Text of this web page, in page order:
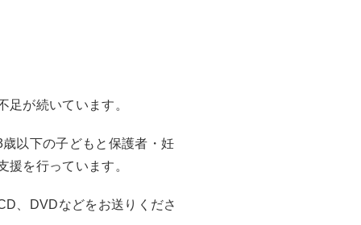
が続いています。
以下の子どもと保護者・妊
を行っています。
、DVDなどをお送りくださ